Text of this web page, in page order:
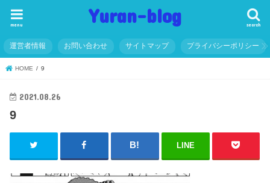
Yuran-blog search
menu
運営者情報 お問い合わせ サイトマップ プライバシーポリシー
HOME 9
2021.08.26
9
LINE